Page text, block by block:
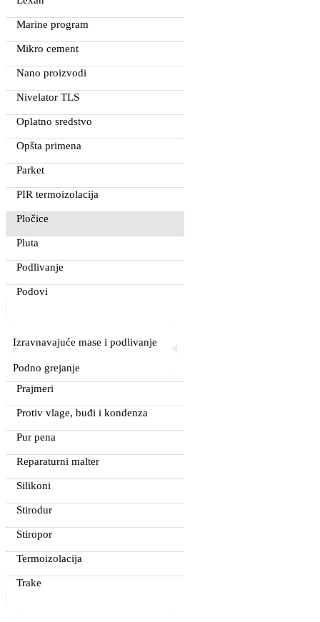
Marine program
Mikro cement
Nano proizvodi
Nivelator TLS
Oplatno sredstvo
Opšta primena
Parket
PIR termoizolacija
Pločice
Pluta
Podlivanje
Podovi
Izravnavajuće mase i podlivanje
Podno grejanje
Prajmeri
Protiv vlage, buđi i kondenza
Pur pena
Reparaturni malter
Silikoni
Stirodur
Stiropor
Termoizolacija
Trake